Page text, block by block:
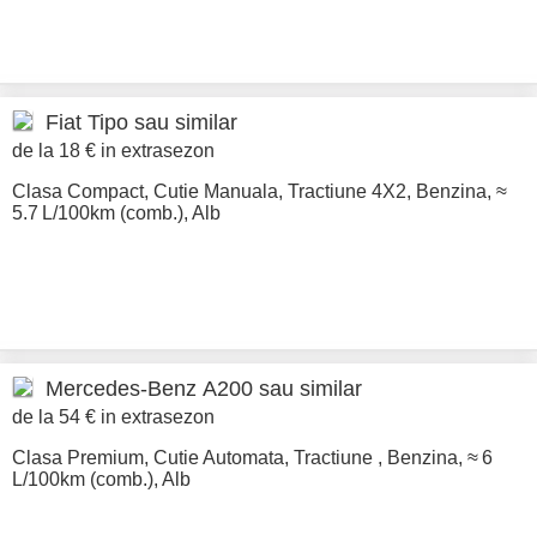
Fiat Tipo sau similar
de la 18 € in extrasezon
Clasa Compact, Cutie Manuala, Tractiune 4X2, Benzina, ≈
5.7 L/100km (comb.), Alb
Mercedes-Benz A200 sau similar
de la 54 € in extrasezon
Clasa Premium, Cutie Automata, Tractiune , Benzina, ≈ 6
L/100km (comb.), Alb